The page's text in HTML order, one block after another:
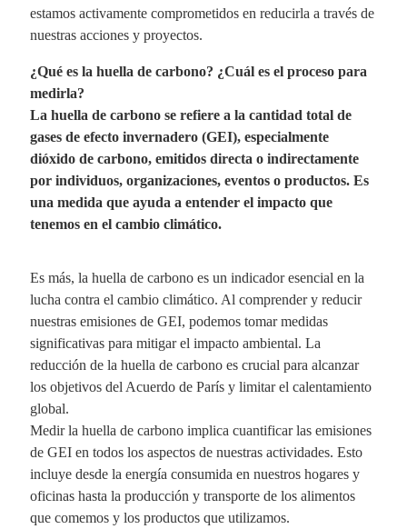
estamos activamente comprometidos en reducirla a través de
nuestras acciones y proyectos.
¿Qué es la huella de carbono? ¿Cuál es el proceso para
medirla?
La huella de carbono se refiere a la cantidad total de
gases de efecto invernadero (GEI), especialmente
dióxido de carbono, emitidos directa o indirectamente
por individuos, organizaciones, eventos o productos. Es
una medida que ayuda a entender el impacto que
tenemos en el cambio climático.
Es más, la huella de carbono es un indicador esencial en la
lucha contra el cambio climático. Al comprender y reducir
nuestras emisiones de GEI, podemos tomar medidas
significativas para mitigar el impacto ambiental. La
reducción de la huella de carbono es crucial para alcanzar
los objetivos del Acuerdo de París y limitar el calentamiento
global.
Medir la huella de carbono implica cuantificar las emisiones
de GEI en todos los aspectos de nuestras actividades. Esto
incluye desde la energía consumida en nuestros hogares y
oficinas hasta la producción y transporte de los alimentos
que comemos y los productos que utilizamos.